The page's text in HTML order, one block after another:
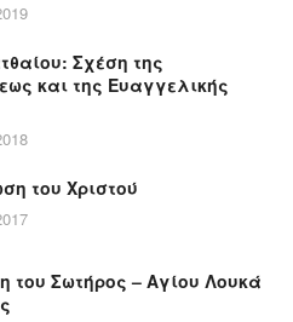
Σχέση της
και της Ευαγγελικής
του Χριστού
Σωτήρος – Αγίου Λουκά